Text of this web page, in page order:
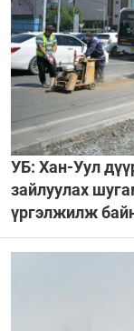
УБ: Хан-Уул
зайлуулах
үргэлжилж